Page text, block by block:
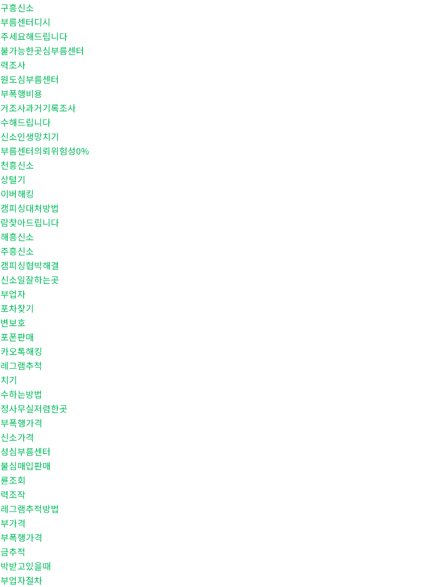
흥신소
름센터디시
세요해드립니다
가능한곳심부름센터
조사
도심부름센터
폭행비용
조사과거기록조사
해드립니다
소인생망치기
름센터의뢰위험성0%
흥신소
털기
버해킹
피싱대처방법
찾아드립니다
흥신소
흥신소
피싱협박해결
소일잘하는곳
업자
차찾기
보호
폰판매
오톡해킹
그램추적
기
하는방법
사무실저렴한곳
폭행가격
소가격
심부름센터
심매입판매
조회
조작
그램추적방법
가격
폭행가격
추적
받고있을때
업자절차